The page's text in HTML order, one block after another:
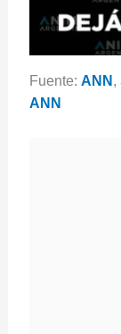
Fuente: ANN ,
ANN